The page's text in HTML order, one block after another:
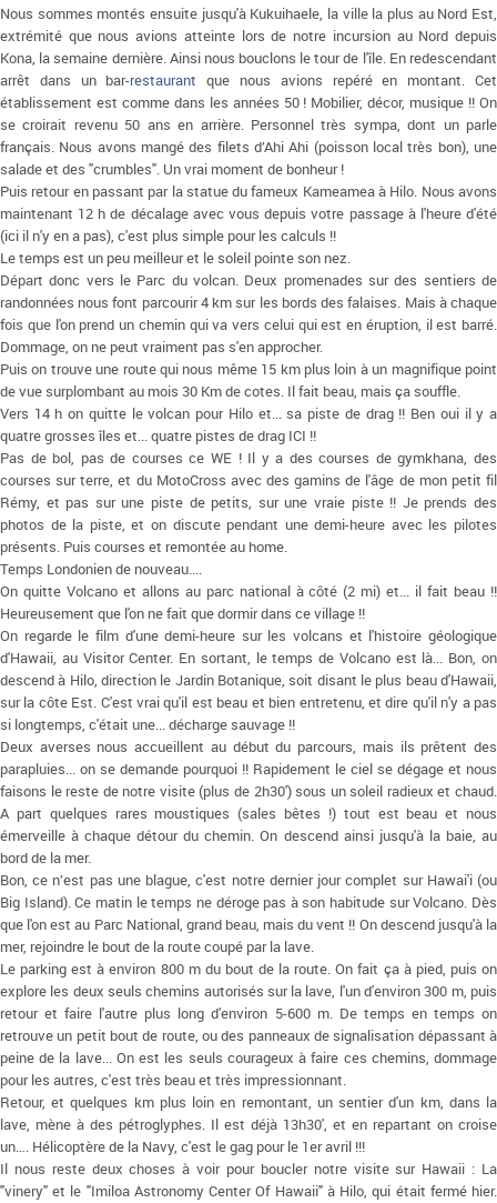
Nous sommes montés ensuite jusqu'à Kukuihaele, la ville la plus au Nord Est,
extrémité que nous avions atteinte lors de notre incursion au Nord depuis
Kona, la semaine dernière. Ainsi nous bouclons le tour de l'île. En redescendant
arrêt dans un bar-restaurant que nous avions repéré en montant. Cet
établissement est comme dans les années 50 ! Mobilier, décor, musique !! On
se croirait revenu 50 ans en arrière. Personnel très sympa, dont un parle
français. Nous avons mangé des filets d’Ahi Ahi (poisson local très bon), une
salade et des "crumbles". Un vrai moment de bonheur !
Puis retour en passant par la statue du fameux Kameamea à Hilo. Nous avons
maintenant 12 h de décalage avec vous depuis votre passage à l'heure d'été
(ici il n'y en a pas), c'est plus simple pour les calculs !!
Le temps est un peu meilleur et le soleil pointe son nez.
Départ donc vers le Parc du volcan. Deux promenades sur des sentiers de
randonnées nous font parcourir 4 km sur les bords des falaises. Mais à chaque
fois que l'on prend un chemin qui va vers celui qui est en éruption, il est barré.
Dommage, on ne peut vraiment pas s'en approcher.
Puis on trouve une route qui nous même 15 km plus loin à un magnifique point
de vue surplombant au mois 30 Km de cotes. Il fait beau, mais ça souffle.
Vers 14 h on quitte le volcan pour Hilo et... sa piste de drag !! Ben oui il y a
quatre grosses îles et... quatre pistes de drag ICI !!
Pas de bol, pas de courses ce WE ! Il y a des courses de gymkhana, des
courses sur terre, et du MotoCross avec des gamins de l'âge de mon petit fil
Rémy, et pas sur une piste de petits, sur une vraie piste !! Je prends des
photos de la piste, et on discute pendant une demi-heure avec les pilotes
présents. Puis courses et remontée au home.
Temps Londonien de nouveau....
On quitte Volcano et allons au parc national à côté (2 mi) et... il fait beau !!
Heureusement que l'on ne fait que dormir dans ce village !!
On regarde le film d'une demi-heure sur les volcans et l'histoire géologique
d'Hawaii, au Visitor Center. En sortant, le temps de Volcano est là... Bon, on
descend à Hilo, direction le Jardin Botanique, soit disant le plus beau d'Hawaii,
sur la côte Est. C'est vrai qu'il est beau et bien entretenu, et dire qu'il n'y a pas
si longtemps, c'était une... décharge sauvage !!
Deux averses nous accueillent au début du parcours, mais ils prêtent des
parapluies... on se demande pourquoi !! Rapidement le ciel se dégage et nous
faisons le reste de notre visite (plus de 2h30') sous un soleil radieux et chaud.
A part quelques rares moustiques (sales bêtes !) tout est beau et nous
émerveille à chaque détour du chemin. On descend ainsi jusqu'à la baie, au
bord de la mer.
Bon, ce n’est pas une blague, c'est notre dernier jour complet sur Hawai'i (ou
Big Island). Ce matin le temps ne déroge pas à son habitude sur Volcano. Dès
que l'on est au Parc National, grand beau, mais du vent !! On descend jusqu'à la
mer, rejoindre le bout de la route coupé par la lave.
Le parking est à environ 800 m du bout de la route. On fait ça à pied, puis on
explore les deux seuls chemins autorisés sur la lave, l'un d'environ 300 m, puis
retour et faire l'autre plus long d'environ 5-600 m. De temps en temps on
retrouve un petit bout de route, ou des panneaux de signalisation dépassant à
peine de la lave... On est les seuls courageux à faire ces chemins, dommage
pour les autres, c'est très beau et très impressionnant.
Retour, et quelques km plus loin en remontant, un sentier d'un km, dans la
lave, mène à des pétroglyphes. Il est déjà 13h30', et en repartant on croise
un…. Hélicoptère de la Navy, c'est le gag pour le 1er avril !!!
Il nous reste deux choses à voir pour boucler notre visite sur Hawaii : La
"vinery" et le "Imiloa Astronomy Center Of Hawaii" à Hilo, qui était fermé hier.